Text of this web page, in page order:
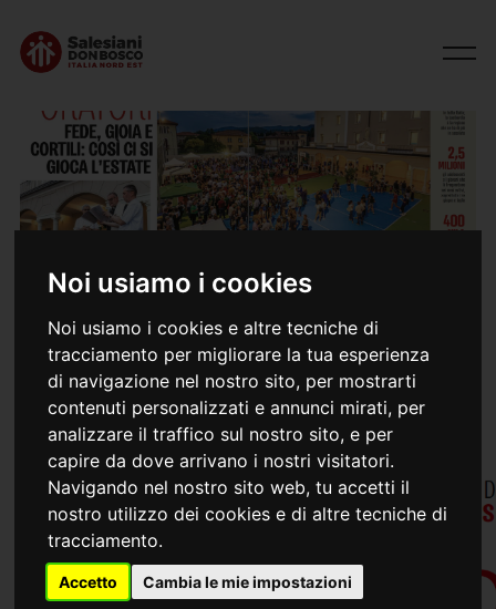
Noi usiamo i cookies
Noi usiamo i cookies e altre tecniche di
tracciamento per migliorare la tua esperienza
di navigazione nel nostro sito, per mostrarti
contenuti personalizzati e annunci mirati, per
analizzare il traffico sul nostro sito, e per
capire da dove arrivano i nostri visitatori.
Navigando nel nostro sito web, tu accetti il
nostro utilizzo dei cookies e di altre tecniche di
tracciamento.
Accetto Cambia le mie impostazioni
20/06/2023
Schio - Articoli sull'inaugurazione